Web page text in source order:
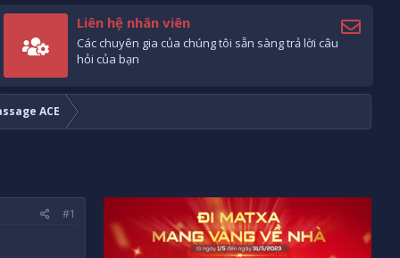
Liên hệ nhân viên
Các chuyên gia của chúng tôi sẵn sàng trả lời câu
hỏi của bạn
ACE
#1